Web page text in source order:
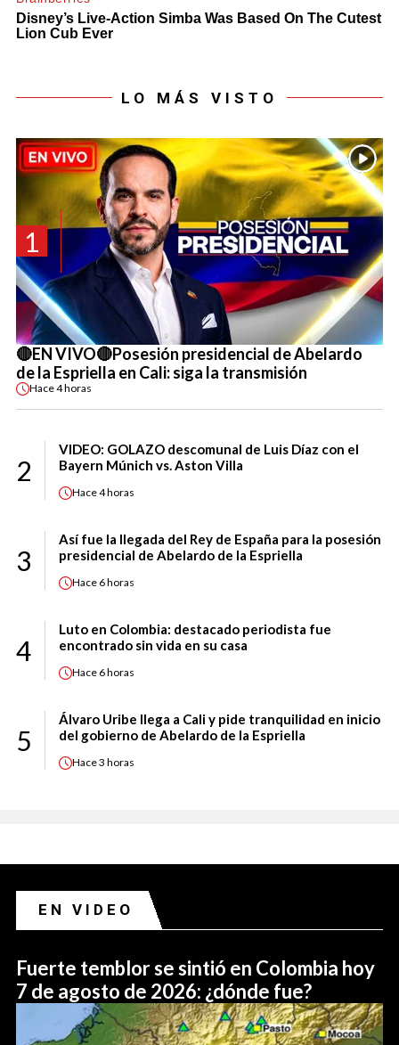
LO MÁS VISTO
1
🔴EN VIVO🔴Posesión presidencial de Abelardo
de la Espriella en Cali: siga la transmisión
Hace4 horas
2
VIDEO: GOLAZO descomunal de Luis Díaz con el
Bayern Múnich vs. Aston Villa
Hace4 horas
3
Así fue la llegada del Rey de España para la posesión
presidencial de Abelardo de la Espriella
Hace 6 horas
4
Luto en Colombia: destacado periodista fue
encontrado sin vida en su casa
Hace 6 horas
5
Álvaro Uribe llega a Cali y pide tranquilidad en inicio
del gobierno de Abelardo de la Espriella
Hace3 horas
EN VIDEO
Fuerte temblor se sintió en Colombia hoy
7 de agosto de 2026: ¿dónde fue?